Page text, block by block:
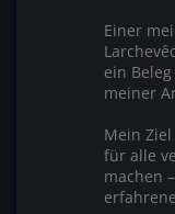
Einer
ein
meiner
Mein
für alle
machen